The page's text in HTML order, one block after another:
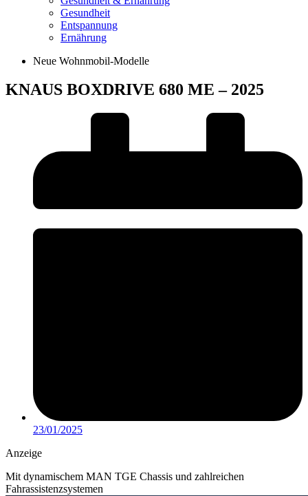
Gesundheit
Entspannung
Ernährung
Neue Wohnmobil-Modelle
KNAUS BOXDRIVE 680 ME – 2025
23/01/2025
Anzeige
Mit dynamischem MAN TGE Chassis und zahlreichen
Fahrassistenzsystemen